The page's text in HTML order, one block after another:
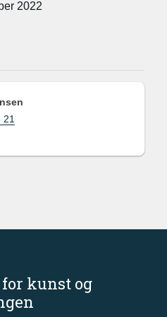
2022
kunst og